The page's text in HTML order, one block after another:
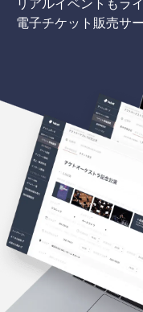
電子チケット販売サ